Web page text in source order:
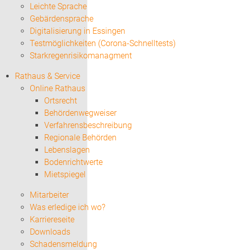
Leichte Sprache
Gebärdensprache
Digitalisierung in Essingen
Testmöglichkeiten (Corona-Schnelltests)
Starkregenrisikomanagment
Rathaus & Service
Online Rathaus
Ortsrecht
Behördenwegweiser
Verfahrensbeschreibung
Regionale Behörden
Lebenslagen
Bodenrichtwerte
Mietspiegel
Mitarbeiter
Was erledige ich wo?
Karriereseite
Downloads
Schadensmeldung